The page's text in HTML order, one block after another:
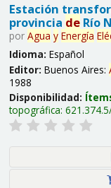
Estación
provincia deRío
por Agua y Energía
Idioma: Español
Editor: Buenos Aires:
1988
Disponibilidad:
topográfica: